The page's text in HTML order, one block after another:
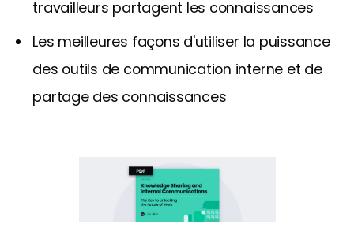
travailleurs partagent les connaissances
Les meilleures façons d'utiliser la puissance
des outils de communication interne et de
partage des connaissances